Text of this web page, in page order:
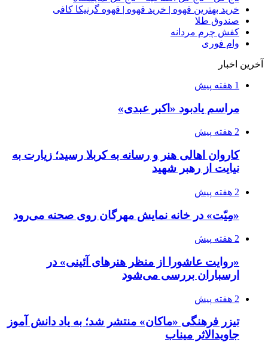
خرید بهترین قهوه | خرید قهوه | قهوه گرنیکا کافی
صندوق طلا
کفش چرم مردانه
وام فوری
آخرین اخبار
1 هفته پیش
مراسم یادبود «اکبر عبدی»
2 هفته پیش
کاروان اهالی هنر و رسانه به کربلا رسید؛ زیارت به
نیایت از رهبر شهید
2 هفته پیش
«مِیّت» در خانه نمایش مهرگان روی صحنه می‌رود
2 هفته پیش
«روایت عاشورا از منظر هنرهای آئینی» در
ارسباران بررسی می‌شود
2 هفته پیش
تیزر فرهنگی «ماکان» منتشر شد؛ به یاد دانش آموز
جاویدالاثر میناب